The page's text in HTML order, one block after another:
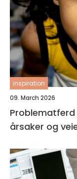
inspiration
09. March 2026
Problematferd hos
årsaker og